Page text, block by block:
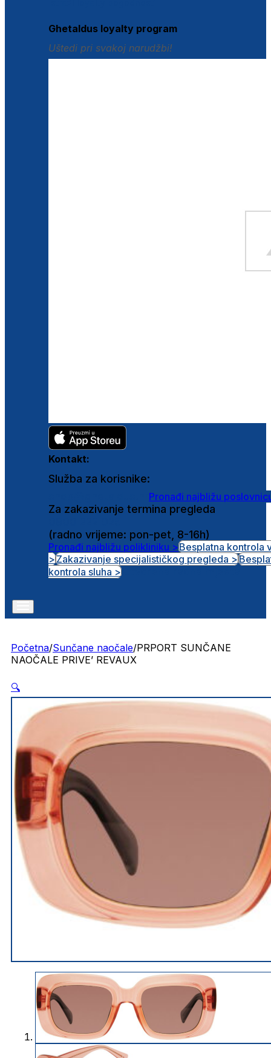
Ghetaldus loyalty program
Uštedi pri svakoj narudžbi!
Kontakt:
Služba za korisnike:
Pronađi najbližu
Za zakazivanje termina pregleda
(radno vrijeme: pon-pet, 8-16h)
Pronađi najbližu polikliniku >Besplatna kontrola
>Zakazivanje specijalističkog pregleda >
kontrola sluha >
Početna/Sunčane naočale/PRPORT SUNČANE
NAOČALE PRIVE’ REVAUX
🔍